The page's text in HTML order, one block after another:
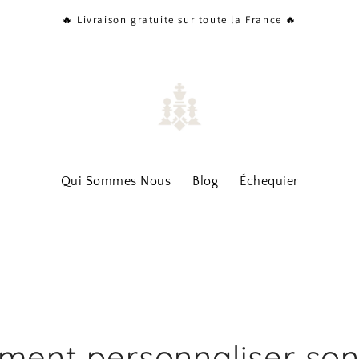
🔥 Livraison gratuite sur toute la France 🔥
Qui Sommes Nous Blog Échequier